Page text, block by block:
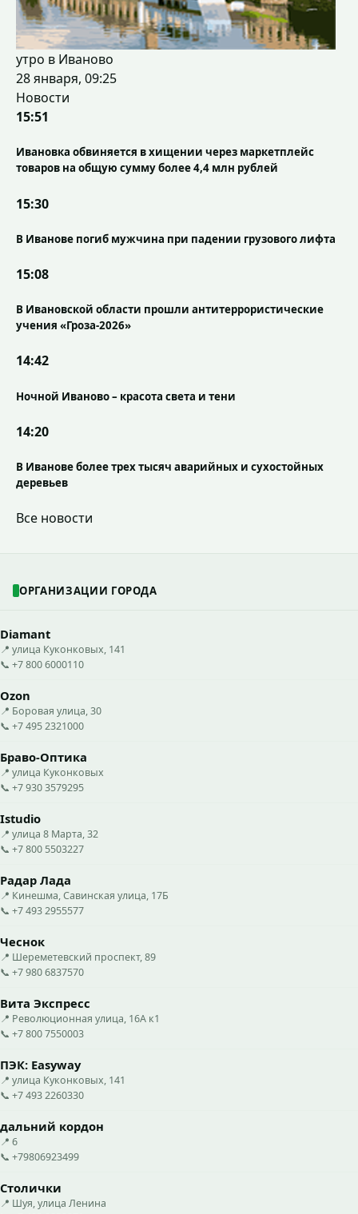
утро в Иваново
28 января, 09:25
Новости
15:51
Ивановка обвиняется в хищении через маркетплейс
товаров на общую сумму более 4,4 млн рублей
15:30
В Иванове погиб мужчина при падении грузового лифта
15:08
В Ивановской области прошли антитеррористические
учения «Гроза-2026»
14:42
Ночной Иваново – красота света и тени
14:20
В Иванове более трех тысяч аварийных и сухостойных
деревьев
Все новости
ОРГАНИЗАЦИИ ГОРОДА
Diamant
📍 улица Куконковых, 141
📞 +7 800 6000110
Ozon
📍 Боровая улица, 30
📞 +7 495 2321000
Браво-Оптика
📍 улица Куконковых
📞 +7 930 3579295
Istudio
📍 улица 8 Марта, 32
📞 +7 800 5503227
Радар Лада
📍 Кинешма, Савинская улица, 17Б
📞 +7 493 2955577
Чеснок
📍 Шереметевский проспект, 89
📞 +7 980 6837570
Вита Экспресс
📍 Революционная улица, 16А к1
📞 +7 800 7550003
ПЭК: Easyway
📍 улица Куконковых, 141
📞 +7 493 2260330
дальний кордон
📍 6
📞 +79806923499
Столички
📍 Шуя, улица Ленина